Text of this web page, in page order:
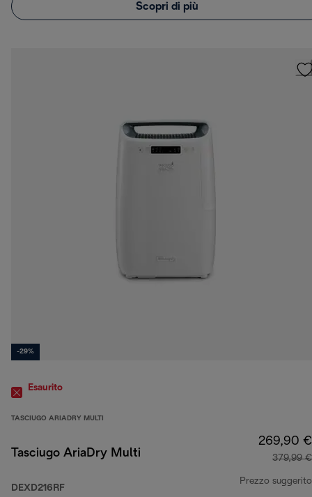
Scopri di più
-29%
Esaurito
TASCIUGO ARIADRY MULTI
Tasciugo AriaDry Multi
DEXD216RF
269,90 €
379,99 €
Prezzo suggerito